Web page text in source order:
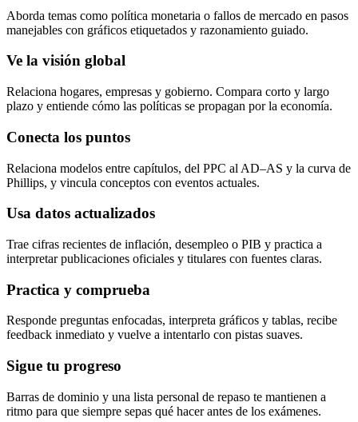
Aborda temas como política monetaria o fallos de mercado en pasos
manejables con gráficos etiquetados y razonamiento guiado.
Ve la visión global
Relaciona hogares, empresas y gobierno. Compara corto y largo
plazo y entiende cómo las políticas se propagan por la economía.
Conecta los puntos
Relaciona modelos entre capítulos, del PPC al AD–AS y la curva de
Phillips, y vincula conceptos con eventos actuales.
Usa datos actualizados
Trae cifras recientes de inflación, desempleo o PIB y practica a
interpretar publicaciones oficiales y titulares con fuentes claras.
Practica y comprueba
Responde preguntas enfocadas, interpreta gráficos y tablas, recibe
feedback inmediato y vuelve a intentarlo con pistas suaves.
Sigue tu progreso
Barras de dominio y una lista personal de repaso te mantienen a
ritmo para que siempre sepas qué hacer antes de los exámenes.